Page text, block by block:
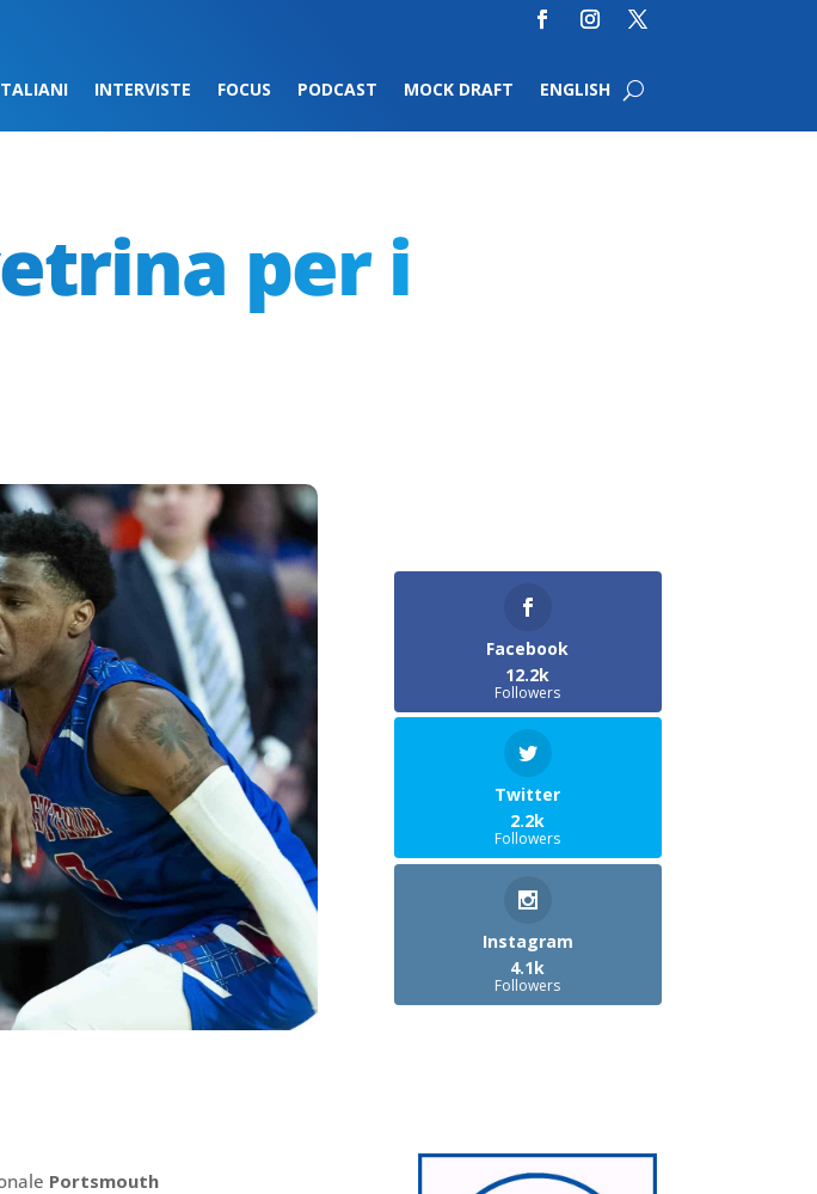
INTERVISTE FOCUS PODCAST MOCK DRAFT ENGLISH
per i
Portsmouth
Facebook
12.2k
Followers
Twitter
2.2k
Followers
Instagram
4.1k
Followers